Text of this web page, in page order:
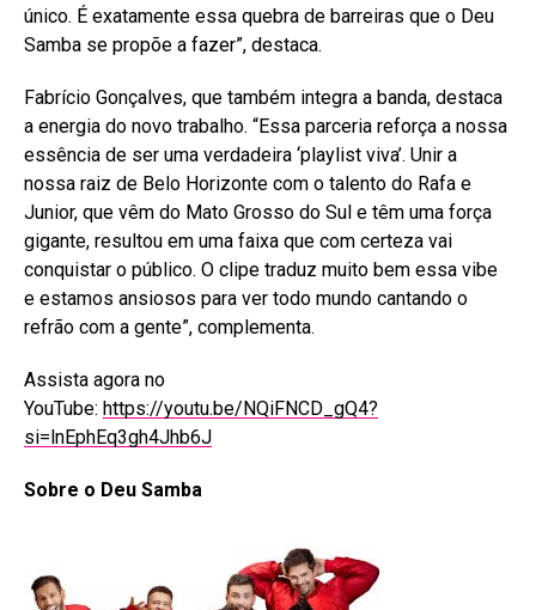
único. É exatamente essa quebra de barreiras que o Deu
Samba se propõe a fazer”, destaca.
Fabrício Gonçalves, que também integra a banda, destaca
a energia do novo trabalho. “Essa parceria reforça a nossa
essência de ser uma verdadeira ‘playlist viva’. Unir a
nossa raiz de Belo Horizonte com o talento do Rafa e
Junior, que vêm do Mato Grosso do Sul e têm uma força
gigante, resultou em uma faixa que com certeza vai
conquistar o público. O clipe traduz muito bem essa vibe
e estamos ansiosos para ver todo mundo cantando o
refrão com a gente”, complementa.
Assista agora no
YouTube: https://youtu.be/NQiFNCD_gQ4?
si=lnEphEq3gh4Jhb6J
Sobre o Deu Samba